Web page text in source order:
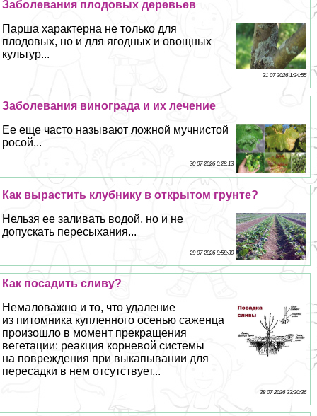
Заболевания плодовых деревьев
Парша хаpaктерна не только для
плодовых, но и для ягодных и овощных
культур...
31 07 2026 1:24:55
Заболевания винограда и их лечение
Ее еще часто называют ложной мучнистой
росой...
30 07 2026 0:28:13
Как вырастить клубнику в открытом грунте?
Нельзя ее заливать водой, но и не
допускать пересыхания...
29 07 2026 9:58:30
Как посадить сливу?
Немаловажно и то, что удаление
из питомника купленного осенью саженца
произошло в момент прекращения
вегетации: реакция корневой системы
на повреждения при выкапывании для
пересадки в нем отсутствует...
28 07 2026 23:20:36